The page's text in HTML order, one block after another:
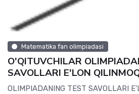
Matematika fan olimpiadasi
O'QITUVCHILAR
SAVOLLARI E'LON
OLIMPIADANING TEST SAVOLLARI